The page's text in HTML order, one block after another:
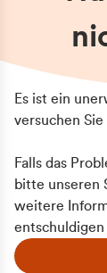
Es ist ein
versuchen
Falls das
bitte unseren
weitere